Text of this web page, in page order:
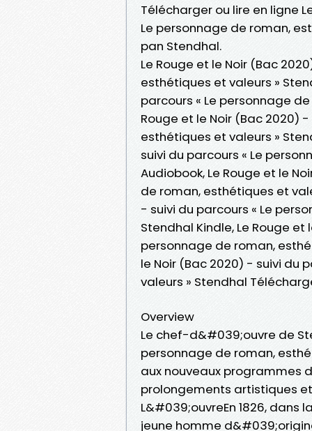
Télécharger ou lire en ligne
Le personnage de roman,
pan Stendhal.
Le Rouge et le Noir (Bac
esthétiques et valeurs »
parcours « Le personnage
Rouge et le Noir (Bac 2020)
esthétiques et valeurs »
suivi du parcours « Le
Audiobook, Le Rouge et le
de roman, esthétiques et
- suivi du parcours « Le
Stendhal Kindle, Le Rouge
personnage de roman,
le Noir (Bac 2020) - suivi du
valeurs » Stendhal
Overview
Le chef-d&#039;ouvre de
personnage de roman,
aux nouveaux programmes
prolongements artistiques
L&#039;ouvreEn 1826, dans
jeune homme